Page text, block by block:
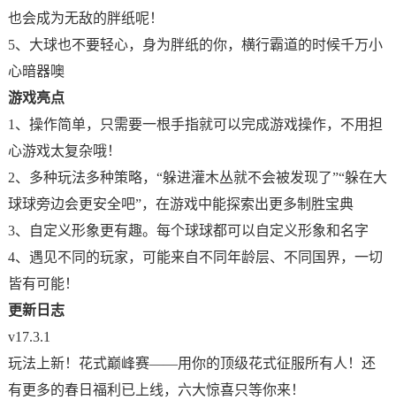
也会成为无敌的胖纸呢！
5、大球也不要轻心，身为胖纸的你，横行霸道的时候千万小
心暗器噢
游戏亮点
1、操作简单，只需要一根手指就可以完成游戏操作，不用担
心游戏太复杂哦！
2、多种玩法多种策略，“躲进灌木丛就不会被发现了”“躲在大
球球旁边会更安全吧”，在游戏中能探索出更多制胜宝典
3、自定义形象更有趣。每个球球都可以自定义形象和名字
4、遇见不同的玩家，可能来自不同年龄层、不同国界，一切
皆有可能！
更新日志
v17.3.1
玩法上新！花式巅峰赛——用你的顶级花式征服所有人！还
有更多的春日福利已上线，六大惊喜只等你来！